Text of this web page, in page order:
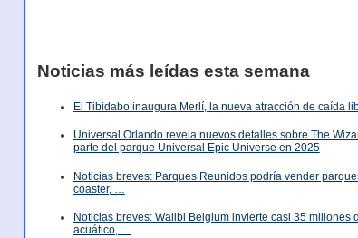
Noticias más leídas esta semana
El Tibidabo inaugura Merlí, la nueva atracción de caída
Universal Orlando revela nuevos detalles sobre The
parte del parque Universal Epic Universe en 2025
Noticias breves: Parques Reunidos podría vender
coaster, …
Noticias breves: Walibi Belgium invierte casi 35
acuático, …